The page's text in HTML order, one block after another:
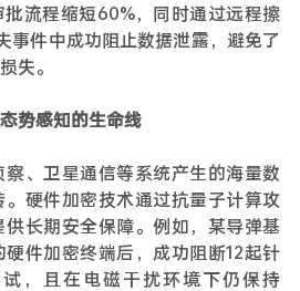
流程缩短60%，同时通过远程擦
事件中成功阻止数据泄露，避免了
失。
势感知的生命线
、卫星通信等系统产生的海量数
硬件加密技术通过抗量子计算攻
长期安全保障。例如，某导弹基
件加密终端后，成功阻断12起针
，且在电磁干扰环境下仍保持